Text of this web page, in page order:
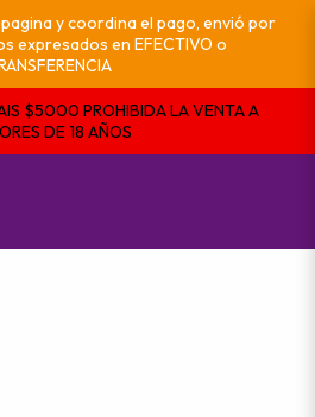
y coordina el pago, envió por
expresados en EFECTIVO o
$5000 PROHIBIDA LA VENTA A
DE 18 AÑOS